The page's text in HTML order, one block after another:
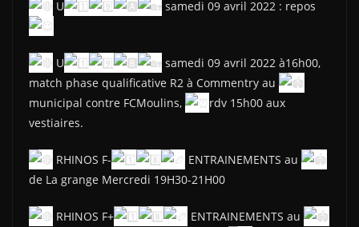
U samedi 09 avril 2022 : repos
U
samedi 09 avril 2022 à16h00,
match phase qualificative R2 à Commentry au
municipal contre FCMoulins,
rdv 15h00 aux
vestiaires.
RHINOS F-
ENTRAINEMENTS au
de La grange Mercredi 19H30-21H00
RHINOS F+
ENTRAINEMENTS au